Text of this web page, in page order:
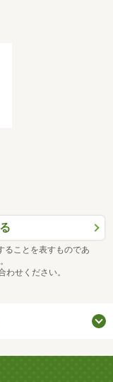
ることを表すものであ
せください。